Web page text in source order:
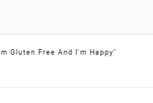
Gluten Free And I'm Happy"